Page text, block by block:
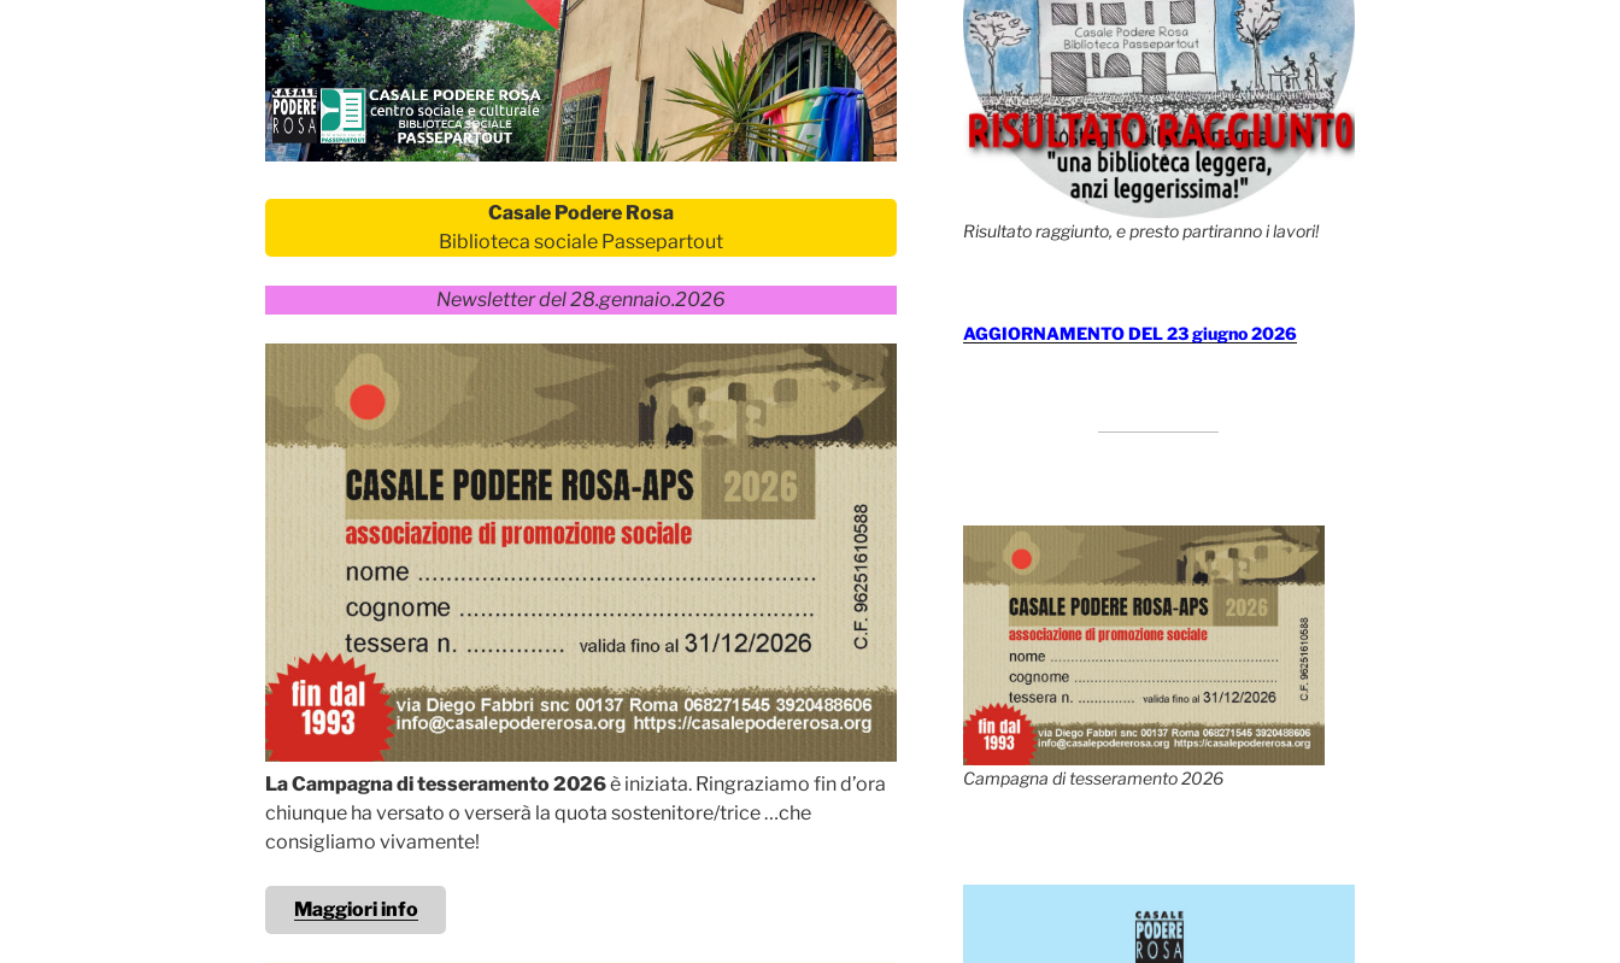
Casale Podere Rosa
Biblioteca sociale Passepartout
Newsletter del 28.gennaio.2026
La Campagna di tesseramento 2026è iniziata. Ringraziamo fin d’ora
chiunque ha versato o verserà la quota sostenitore/trice …che
consigliamo vivamente!
Maggiori info
Risultato raggiunto, e presto partiranno i lavori!
AGGIORNAMENTO DEL 23 giugno 2026
Campagna di tesseramento 2026